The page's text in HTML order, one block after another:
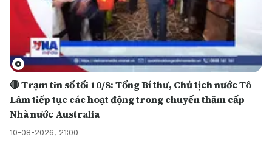
🔴 Trạm tin số tối 10/8: Tổng Bí thư, Chủ tịch nước Tô
Lâm tiếp tục các hoạt động trong chuyến thăm cấp
Nhà nước Australia
10-08-2026, 21:00